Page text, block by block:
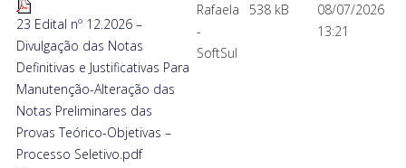
23 Edital nº 12.2026 –
Divulgação das Notas
Definitivas e Justificativas Para
Manutenção-Alteração das
Notas Preliminares das
Provas Teórico-Objetivas –
Processo Seletivo.pdf
Rafaela
-
SoftSul
538 kB
08/07/2026
13:21